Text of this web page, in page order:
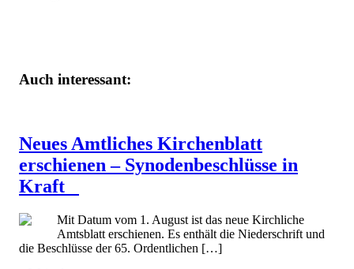
Auch interessant:
Neues Amtliches Kirchenblatt
erschienen – Synodenbeschlüsse in
Kraft
Mit Datum vom 1. August ist das neue Kirchliche
Amtsblatt erschienen. Es enthält die Niederschrift und
die Beschlüsse der 65. Ordentlichen […]